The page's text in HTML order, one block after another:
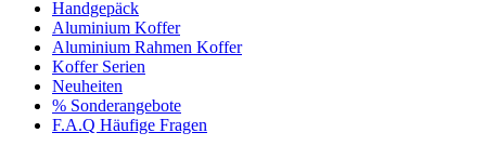
Handgepäck
Aluminium Koffer
Aluminium Rahmen Koffer
Koffer Serien
Neuheiten
% Sonderangebote
F.A.Q Häufige Fragen